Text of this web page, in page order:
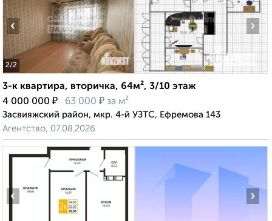
2/2
‹ ›
3-к квартира, вторичка, 64м², 3/10 этаж
4 000 000 ₽ 63 000 ₽ за м²
Засвияжский район, мкр. 4-й УЗТС, Ефремова 143
Агентство, 07.08.2026
‹ ›